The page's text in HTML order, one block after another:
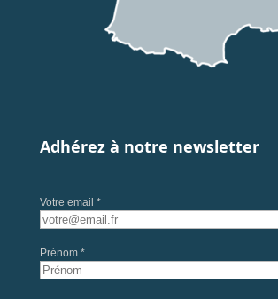
Adhérez à notre newsletter
Votre email *
Prénom *